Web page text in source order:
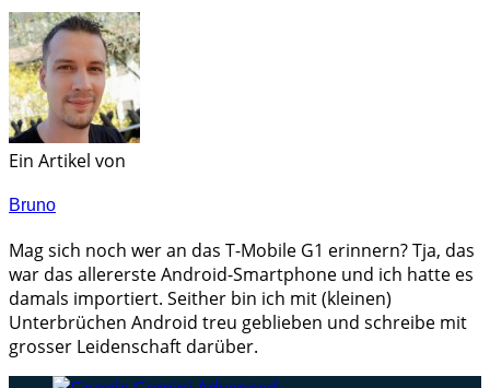
Ein Artikel von
Bruno
Mag sich noch wer an das T-Mobile G1 erinnern? Tja, das
war das allererste Android-Smartphone und ich hatte es
damals importiert. Seither bin ich mit (kleinen)
Unterbrüchen Android treu geblieben und schreibe mit
grosser Leidenschaft darüber.